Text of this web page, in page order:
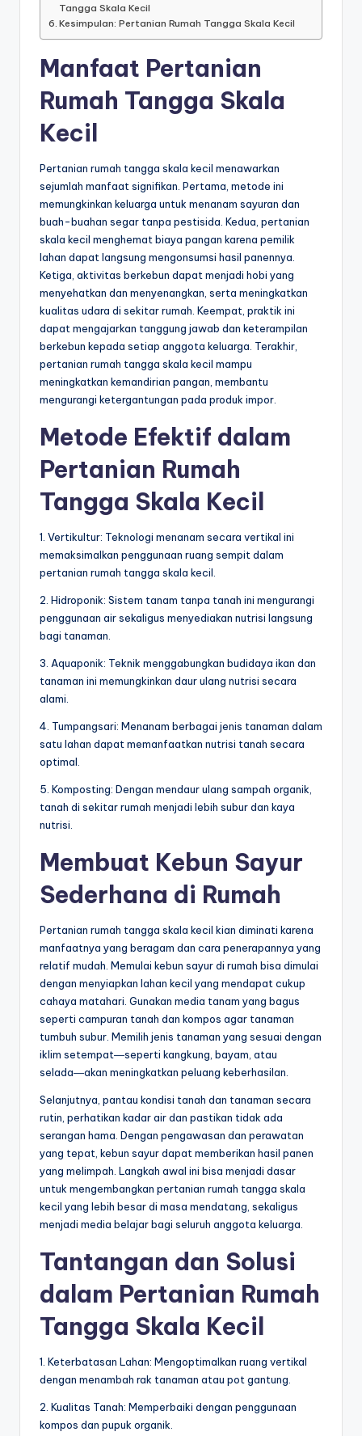
Tangga Skala Kecil
Kesimpulan: Pertanian Rumah Tangga Skala Kecil
Manfaat Pertanian
Rumah Tangga Skala
Kecil
Pertanian rumah tangga skala kecil menawarkan
sejumlah manfaat signifikan. Pertama, metode ini
memungkinkan keluarga untuk menanam sayuran dan
buah-buahan segar tanpa pestisida. Kedua, pertanian
skala kecil menghemat biaya pangan karena pemilik
lahan dapat langsung mengonsumsi hasil panennya.
Ketiga, aktivitas berkebun dapat menjadi hobi yang
menyehatkan dan menyenangkan, serta meningkatkan
kualitas udara di sekitar rumah. Keempat, praktik ini
dapat mengajarkan tanggung jawab dan keterampilan
berkebun kepada setiap anggota keluarga. Terakhir,
pertanian rumah tangga skala kecil mampu
meningkatkan kemandirian pangan, membantu
mengurangi ketergantungan pada produk impor.
Metode Efektif dalam
Pertanian Rumah
Tangga Skala Kecil
1. Vertikultur: Teknologi menanam secara vertikal ini
memaksimalkan penggunaan ruang sempit dalam
pertanian rumah tangga skala kecil.
2. Hidroponik: Sistem tanam tanpa tanah ini mengurangi
penggunaan air sekaligus menyediakan nutrisi langsung
bagi tanaman.
3. Aquaponik: Teknik menggabungkan budidaya ikan dan
tanaman ini memungkinkan daur ulang nutrisi secara
alami.
4. Tumpangsari: Menanam berbagai jenis tanaman dalam
satu lahan dapat memanfaatkan nutrisi tanah secara
optimal.
5. Komposting: Dengan mendaur ulang sampah organik,
tanah di sekitar rumah menjadi lebih subur dan kaya
nutrisi.
Membuat Kebun Sayur
Sederhana di Rumah
Pertanian rumah tangga skala kecil kian diminati karena
manfaatnya yang beragam dan cara penerapannya yang
relatif mudah. Memulai kebun sayur di rumah bisa dimulai
dengan menyiapkan lahan kecil yang mendapat cukup
cahaya matahari. Gunakan media tanam yang bagus
seperti campuran tanah dan kompos agar tanaman
tumbuh subur. Memilih jenis tanaman yang sesuai dengan
iklim setempat―seperti kangkung, bayam, atau
selada―akan meningkatkan peluang keberhasilan.
Selanjutnya, pantau kondisi tanah dan tanaman secara
rutin, perhatikan kadar air dan pastikan tidak ada
serangan hama. Dengan pengawasan dan perawatan
yang tepat, kebun sayur dapat memberikan hasil panen
yang melimpah. Langkah awal ini bisa menjadi dasar
untuk mengembangkan pertanian rumah tangga skala
kecil yang lebih besar di masa mendatang, sekaligus
menjadi media belajar bagi seluruh anggota keluarga.
Tantangan dan Solusi
dalam Pertanian Rumah
Tangga Skala Kecil
1. Keterbatasan Lahan: Mengoptimalkan ruang vertikal
dengan menambah rak tanaman atau pot gantung.
2. Kualitas Tanah: Memperbaiki dengan penggunaan
kompos dan pupuk organik.